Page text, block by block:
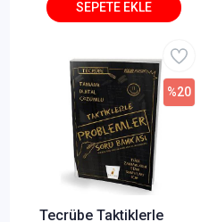
Tecrübe Taktiklerle
%20